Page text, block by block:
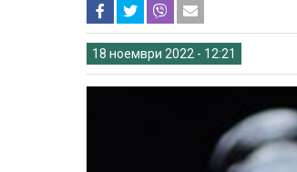
18 ноември 2022 - 12:21